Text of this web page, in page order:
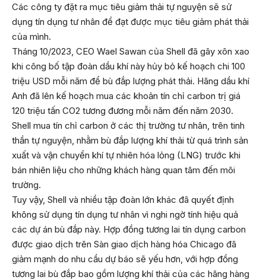
Các công ty đặt ra mục tiêu giảm thải tự nguyện sẽ sử
dụng tín dụng tư nhân để đạt được mục tiêu giảm phát thải
của mình.
Tháng 10/2023, CEO Wael Sawan của Shell đã gây xôn xao
khi công bố tập đoàn dầu khí này hủy bỏ kế hoạch chi 100
triệu USD mỗi năm để bù đắp lượng phát thải. Hãng dầu khí
Anh đã lên kế hoạch mua các khoản tín chỉ carbon trị giá
120 triệu tấn CO2 tương đương mỗi năm đến năm 2030.
Shell mua tín chỉ carbon ở các thị trường tư nhân, trên tinh
thần tự nguyện, nhằm bù đắp lượng khí thải từ quá trình sản
xuất và vận chuyển khí tự nhiên hóa lỏng (LNG) trước khi
bán nhiên liệu cho những khách hàng quan tâm đến môi
trường.
Tuy vậy, Shell và nhiều tập đoàn lớn khác đã quyết định
không sử dụng tín dụng tư nhân vì nghi ngờ tính hiệu quả
các dự án bù đắp này. Hợp đồng tương lai tín dụng carbon
được giao dịch trên Sàn giao dịch hàng hóa Chicago đã
giảm mạnh do nhu cầu dự báo sẽ yếu hơn, với hợp đồng
tương lai bù đắp bao gồm lượng khí thải của các hãng hàng